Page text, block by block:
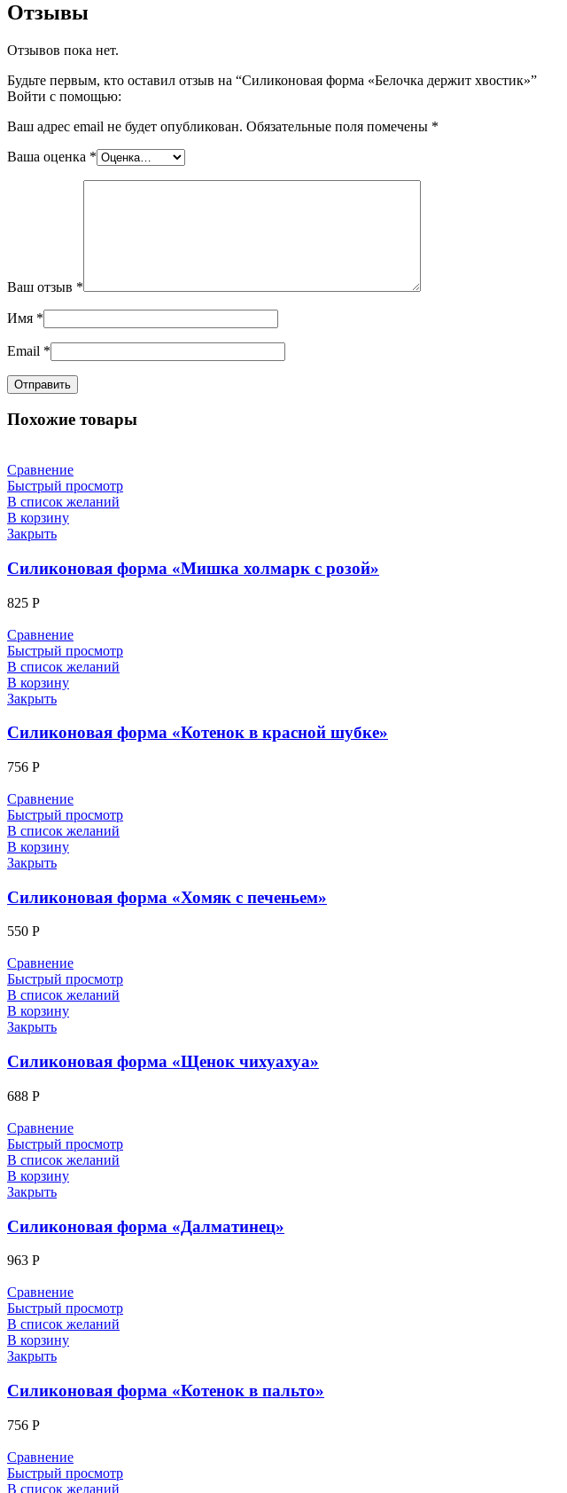
Отзывы
Отзывов пока нет.
Будьте первым, кто оставил отзыв на “Силиконовая форма «Белочка держит хвостик»”
Войти с помощью:
Ваш адрес email не будет опубликован. Обязательные поля помечены *
Ваша оценка *
Ваш отзыв *
Имя *
Email *
Похожие товары
Сравнение
Быстрый просмотр
В список желаний
В корзину
Закрыть
Силиконовая форма «Мишка холмарк с розой»
825 Р
Сравнение
Быстрый просмотр
В список желаний
В корзину
Закрыть
Силиконовая форма «Котенок в красной шубке»
756 Р
Сравнение
Быстрый просмотр
В список желаний
В корзину
Закрыть
Силиконовая форма «Хомяк с печеньем»
550 Р
Сравнение
Быстрый просмотр
В список желаний
В корзину
Закрыть
Силиконовая форма «Щенок чихуахуа»
688 Р
Сравнение
Быстрый просмотр
В список желаний
В корзину
Закрыть
Силиконовая форма «Далматинец»
963 Р
Сравнение
Быстрый просмотр
В список желаний
В корзину
Закрыть
Силиконовая форма «Котенок в пальто»
756 Р
Сравнение
Быстрый просмотр
В список желаний